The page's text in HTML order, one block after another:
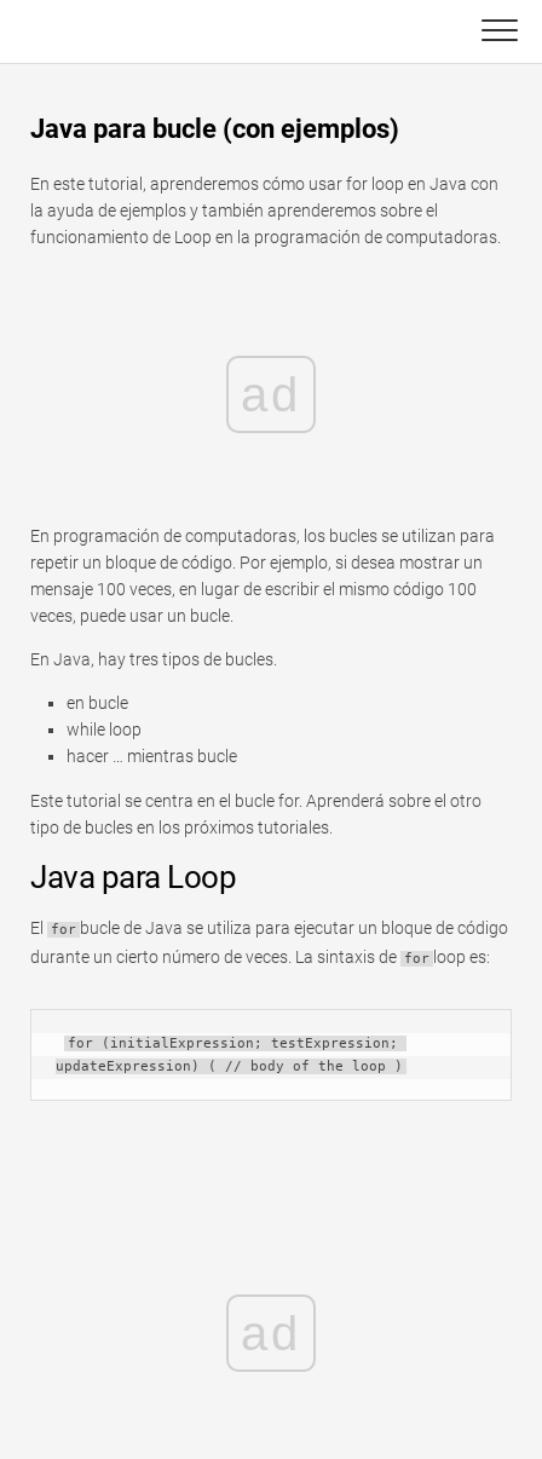
content
Gráfico
Noticias
Tabla dinámica
C ++
Rápido
Java para bucle (con ejemplos)
En este tutorial, aprenderemos cómo usar for loop en Java con
la ayuda de ejemplos y también aprenderemos sobre el
funcionamiento de Loop en la programación de computadoras.
ad
En programación de computadoras, los bucles se utilizan para
repetir un bloque de código. Por ejemplo, si desea mostrar un
mensaje 100 veces, en lugar de escribir el mismo código 100
veces, puede usar un bucle.
En Java, hay tres tipos de bucles.
en bucle
while loop
hacer … mientras bucle
Este tutorial se centra en el bucle for. Aprenderá sobre el otro
tipo de bucles en los próximos tutoriales.
Java para Loop
El for bucle de Java se utiliza para ejecutar un bloque de código
durante un cierto número de veces. La sintaxis de for loop es:
for (initialExpression; testExpression;
updateExpression) ( // body of the loop )
ad